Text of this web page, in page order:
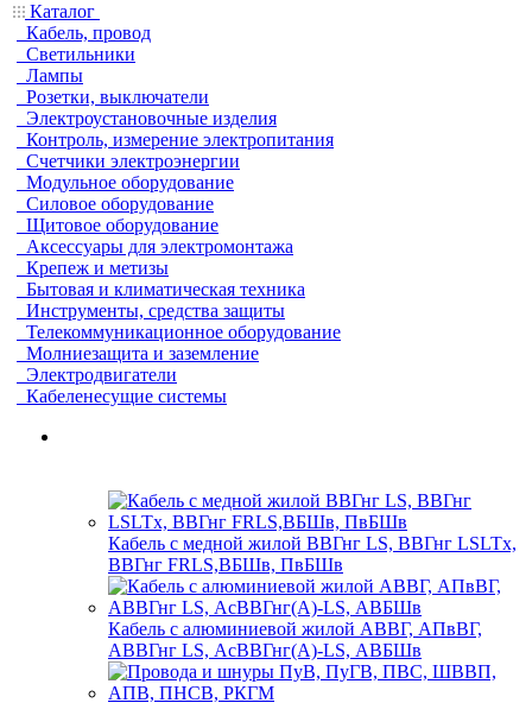
Каталог
Кабель, провод
Светильники
Лампы
Розетки, выключатели
Электроустановочные изделия
Контроль, измерение электропитания
Счетчики электроэнергии
Модульное оборудование
Силовое оборудование
Щитовое оборудование
Аксессуары для электромонтажа
Крепеж и метизы
Бытовая и климатическая техника
Инструменты, средства защиты
Телекоммуникационное оборудование
Молниезащита и заземление
Электродвигатели
Кабеленесущие системы
Кабель с медной жилой ВВГнг LS, ВВГнг LSLTx,
ВВГнг FRLS,ВБШв, ПвБШв
Кабель с алюминиевой жилой АВВГ, АПвВГ,
АВВГнг LS, АсВВГнг(А)-LS, АВБШв